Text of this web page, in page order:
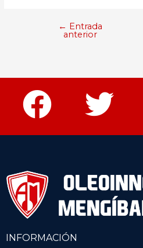
← Entrada
anterior
INFORMACIÓN